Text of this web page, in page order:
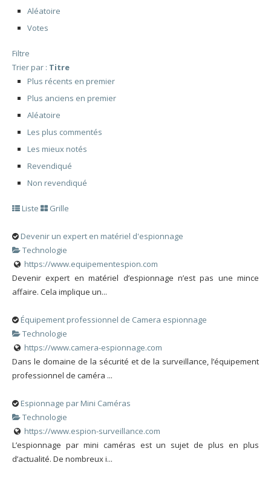
Aléatoire
Votes
Filtre
Trier par : Titre
Plus récents en premier
Plus anciens en premier
Aléatoire
Les plus commentés
Les mieux notés
Revendiqué
Non revendiqué
Liste Grille
Devenir un expert en matériel d'espionnage
Technologie
https://www.equipementespion.com
Devenir expert en matériel d’espionnage n’est pas une mince
affaire. Cela implique un...
Équipement professionnel de Camera espionnage
Technologie
https://www.camera-espionnage.com
Dans le domaine de la sécurité et de la surveillance, l’équipement
professionnel de caméra ...
Espionnage par Mini Caméras
Technologie
https://www.espion-surveillance.com
L’espionnage par mini caméras est un sujet de plus en plus
d’actualité. De nombreux i...